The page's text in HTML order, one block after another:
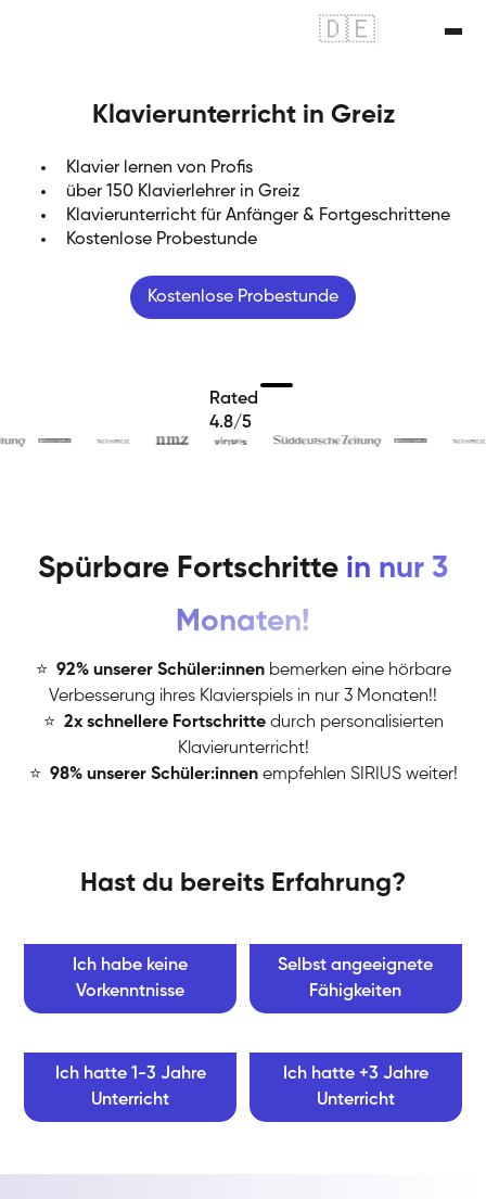
🇩🇪
Klavierunterricht in Greiz
Klavier lernen von Profis
über 150 Klavierlehrer in Greiz
Klavierunterricht für Anfänger & Fortgeschrittene
Kostenlose Probestunde
Kostenlose Probestunde
Rated
4.8/5
Spürbare Fortschritte in nur 3
Monaten!
⭐ 92% unserer Schüler:innen bemerken eine hörbare
Verbesserung ihres Klavierspiels in nur 3 Monaten!!
⭐ 2x schnellere Fortschritte durch personalisierten
Klavierunterricht!
⭐ 98% unserer Schüler:innen empfehlen SIRIUS weiter!
Hast du bereits Erfahrung?
Ich habe keine
Vorkenntnisse
Selbst angeeignete
Fähigkeiten
Ich hatte 1-3 Jahre
Unterricht
Ich hatte +3 Jahre
Unterricht